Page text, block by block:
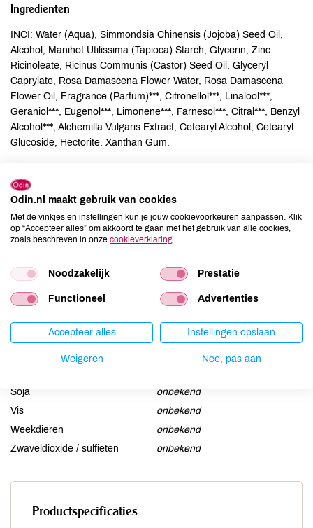
Ingrediënten
INCI: Water (Aqua), Simmondsia Chinensis (Jojoba) Seed Oil,
Alcohol, Manihot Utilissima (Tapioca) Starch, Glycerin, Zinc
Ricinoleate, Ricinus Communis (Castor) Seed Oil, Glyceryl
Caprylate, Rosa Damascena Flower Water, Rosa Damascena
Flower Oil, Fragrance (Parfum)***, Citronellol***, Linalool***,
Geraniol***, Eugenol***, Limonene***, Farnesol***, Citral***, Benzyl
Alcohol***, Alchemilla Vulgaris Extract, Cetearyl Alcohol, Cetearyl
Glucoside, Hectorite, Xanthan Gum.
Allergenen
Aardnoten
onbekend
Ei
onbekend
Gluten
onbekend
Lupine
onbekend
Mosterd
onbekend
Noten
onbekend
Schaaldieren
onbekend
Soja
onbekend
Vis
onbekend
Weekdieren
onbekend
Zwaveldioxide / sulfieten
onbekend
Productspecificaties
Odin.nl maakt gebruik van cookies
Met de vinkjes en instellingen kun je jouw cookievoorkeuren aanpassen. Klik
op “Accepteer alles” om akkoord te gaan met het gebruik van alle cookies,
zoals beschreven in onze cookieverklaring
Noodzakelijk Prestatie
Functioneel Advertenties
Accepteer alles Instellingen opslaan
Weigeren Nee, pas aan